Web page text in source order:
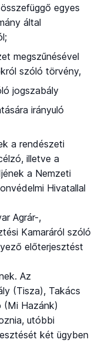
egyes
által
megszűnésével
szóló törvény,
jogszabály
irányuló
a rendészeti
illetve a
a Nemzeti
Hivatallal
Agrár-,
Kamaráról szóló
előterjesztést
Az
(Tisza), Takács
(Mi Hazánk)
utóbbi
két ügyben